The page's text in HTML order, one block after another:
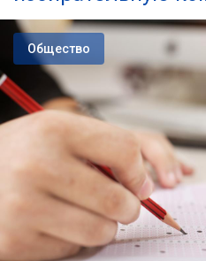
Общество